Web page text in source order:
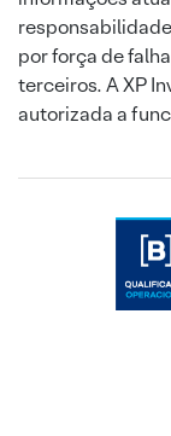
por força de
terceiros. A XP
autorizada a